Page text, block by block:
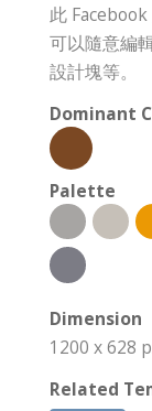
此
可以隨意編
設計塊等。
Dominant
Palette
Dimension
1200 x 628
Related